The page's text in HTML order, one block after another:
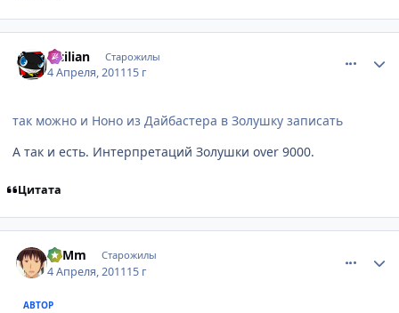
Sicilian Старожилы
4 Апреля, 201115 г
так можно и Ноно из Дайбастера в Золушку записать
А так и есть. Интерпретаций Золушки over 9000.
Цитата
SuMm Старожилы
4 Апреля, 201115 г
АВТОР